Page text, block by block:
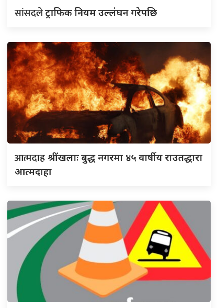
सांसदलेट्राफिक नियम उल्लंघन गरेपछि
आत्मदाहश्रींखलाः बुद्ध नगरमा ४५ वार्षीय राउतद्धारा
आत्मदाहा